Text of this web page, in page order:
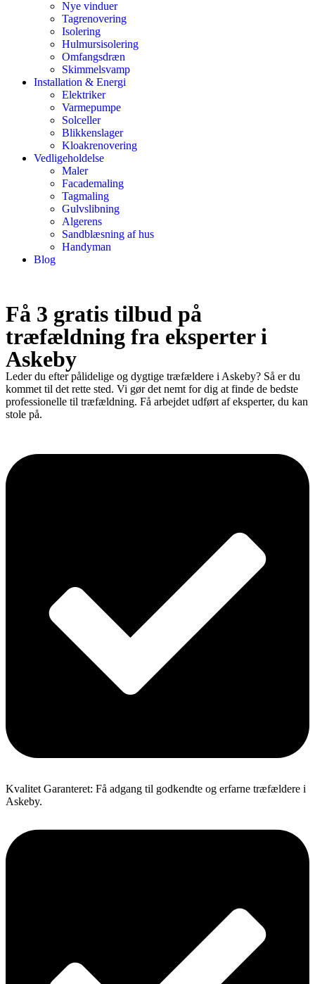
Nye vinduer
Tagrenovering
Isolering
Hulmursisolering
Omfangsdræn
Skimmelsvamp
Installation & Energi
Elektriker
Varmepumpe
Solceller
Blikkenslager
Kloakrenovering
Vedligeholdelse
Maler
Facademaling
Tagmaling
Gulvslibning
Algerens
Sandblæsning af hus
Handyman
Blog
Få 3 gratis tilbud på
træfældning fra eksperter i
Askeby
Leder du efter pålidelige og dygtige træfældere i Askeby? Så er du
kommet til det rette sted. Vi gør det nemt for dig at finde de bedste
professionelle til træfældning. Få arbejdet udført af eksperter, du kan
stole på.
Kvalitet Garanteret: Få adgang til godkendte og erfarne træfældere i
Askeby.